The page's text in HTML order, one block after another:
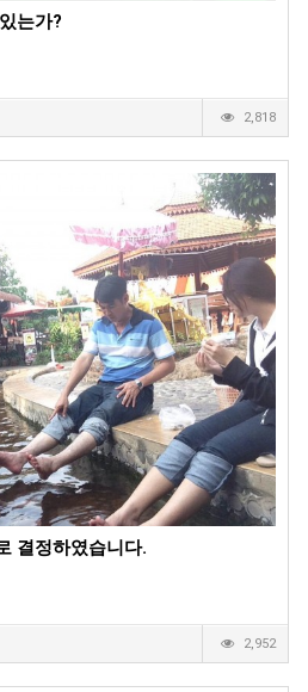
는가?
2,818
결정하였습니다.
2,952